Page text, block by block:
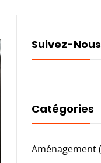
Suivez-
Catégories
Aménagement